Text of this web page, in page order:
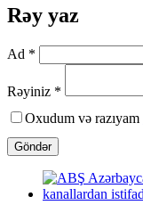
Rəy yaz
Ad *
Rəyiniz *
Oxudum və razıyam
Göndər